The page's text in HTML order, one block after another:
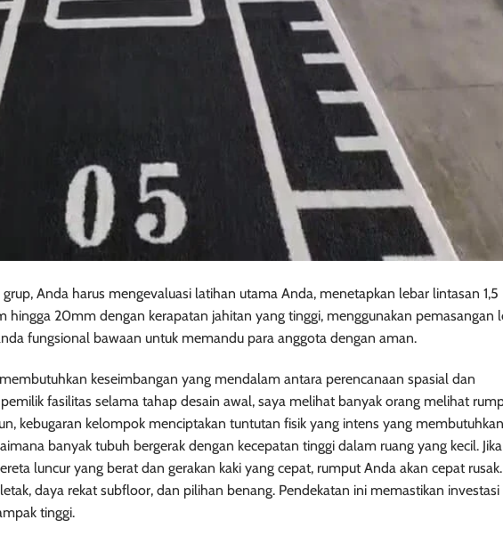
Anda harus mengevaluasi latihan utama Anda, menetapkan lebar lintasan 1,5
hingga 20mm dengan kerapatan jahitan yang tinggi, menggunakan pemasangan
fungsional bawaan untuk memandu para anggota dengan aman.
keseimbangan yang mendalam antara perencanaan spasial dan
fasilitas selama tahap desain awal, saya melihat banyak orang melihat
kebugaran kelompok menciptakan tuntutan fisik yang intens yang membutuhkan
banyak tubuh bergerak dengan kecepatan tinggi dalam ruang yang kecil. Jika
luncur yang berat dan gerakan kaki yang cepat, rumput Anda akan cepat rusak.
daya rekat subfloor, dan pilihan benang. Pendekatan ini memastikan investasi
tinggi.